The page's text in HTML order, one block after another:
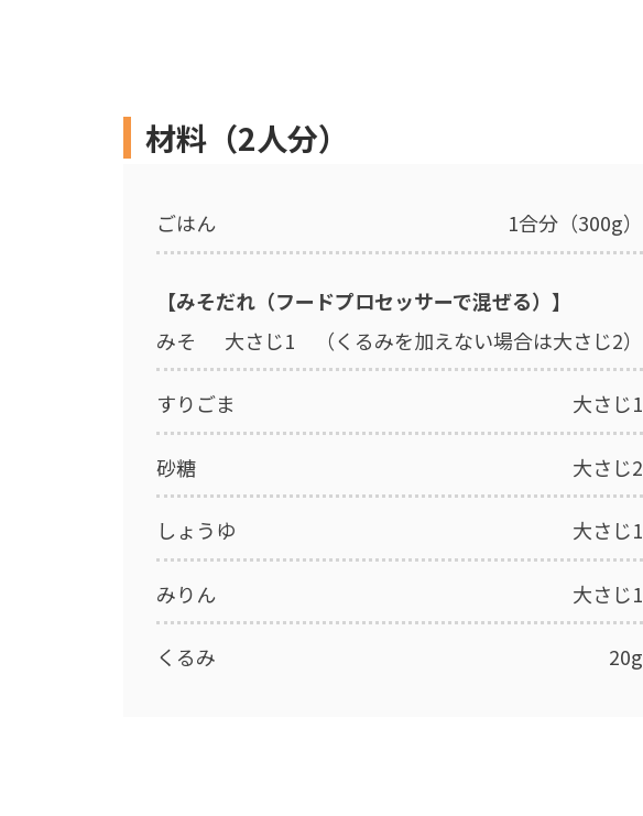
材料（2人分）
ごはん 1合分（300g）
【みそだれ（フードプロセッサーで混ぜる）】
みそ
大さじ1 （くるみを加えない場合は大さじ2）
すりごま 大さじ1
砂糖 大さじ2
しょうゆ 大さじ1
みりん 大さじ1
くるみ 20g